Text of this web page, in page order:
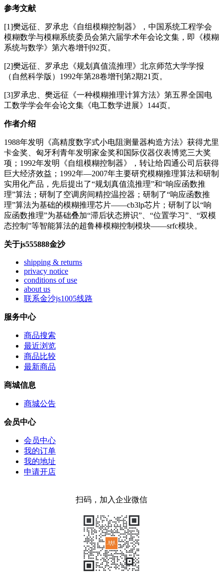
参考文献
[1]樊远征、罗承忠《自组模糊控制器》，中国系统工程学会
模糊数学与模糊系统委员会第六届学术年会论文集，即《模糊
系统与数学》第六卷增刊92页。
[2]樊远征、罗承忠《规划真值流推理》北京师范大学学报
（自然科学版）1992年第28卷增刊第2期21页。
[3]罗承忠、樊远征《一种模糊推理计算方法》第五界全国电
工数学学会年会论文集《电工数学进展》144页。
作者介绍
1988年发明《高精度数字式小电阻测量器构造方法》获得尤里
卡金奖、匈牙利青年发明家金奖和国际仪器仪表博览三大奖
项；1992年发明《自组模糊控制器》，转让给四通公司后获得
巨大经济效益；1992年—2007年主要研究模糊推理算法和研制
实用化产品，先后提出了“规划真值流推理”和“响应函数推
理”算法；研制了空调房间精控温控器；研制了“响应函数推
理”算法为基础的模糊推理芯片——cb3lp芯片；研制了以“响
应函数推理”为基础叠加“滞后状态辨识”、“位置学习”、“双模
态控制”等智能算法的超鲁棒模糊控制模块——srfc模块。
关于js555888金沙
shipping & returns
privacy notice
conditions of use
about us
联系金沙js1005线路
服务中心
商品搜索
最近浏览
商品比较
最新商品
商城信息
商城公告
会员中心
会员中心
我的订单
我的地址
申请开店
扫码，加入企业微信